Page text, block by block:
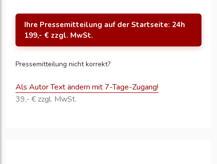
Ihre Pressemitteilung auf der Startseite: 24h
199,- € zzgl. MwSt.
Pressemitteilung nicht korrekt?
Als Autor Text ändern mit 7-Tage-Zugang!
39,- € zzgl. MwSt.